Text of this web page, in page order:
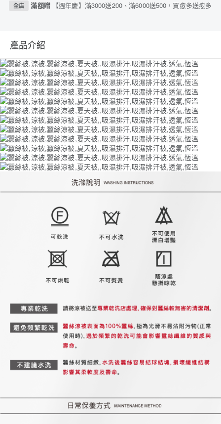
全店 滿額贈 【週年慶】滿3000送200、滿6000送500，買愈多送愈多
產品介紹